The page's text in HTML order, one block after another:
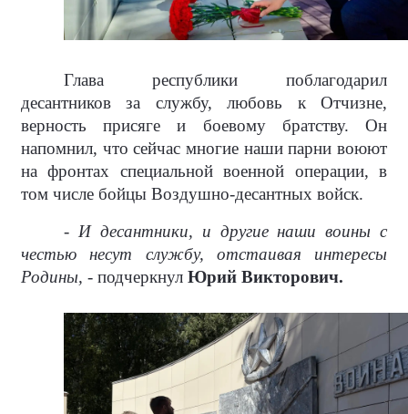
Глава республики поблагодарил
десантников за службу, любовь к Отчизне,
верность присяге и боевому братству. Он
напомнил, что сейчас многие наши парни воюют
на фронтах специальной военной операции, в
том числе бойцы Воздушно-десантных войск.
- И десантники, и другие наши воины с
честью несут службу, отстаивая интересы
Родины, - подчеркнул Юрий Викторович.